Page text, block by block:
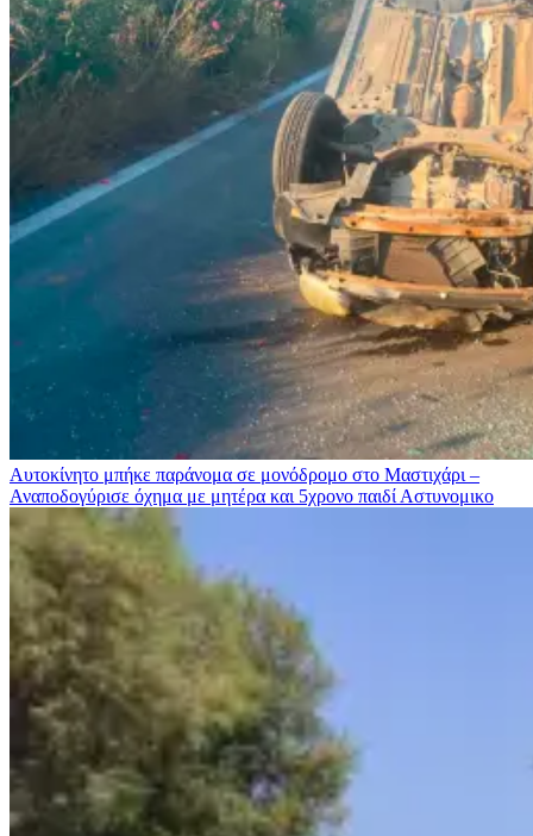
Αυτοκίνητο μπήκε παράνομα σε μονόδρομο στο Μαστιχάρι –
Αναποδογύρισε όχημα με μητέρα και 5χρονο παιδί Αστυνομικο